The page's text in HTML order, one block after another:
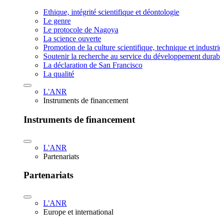
Ethique, intégrité scientifique et déontologie
Le genre
Le protocole de Nagoya
La science ouverte
Promotion de la culture scientifique, technique et
Soutenir la recherche au service du développement
La déclaration de San Francisco
La qualité
L'ANR
Instruments de financement
Instruments de financement
L'ANR
Partenariats
Partenariats
L'ANR
Europe et international